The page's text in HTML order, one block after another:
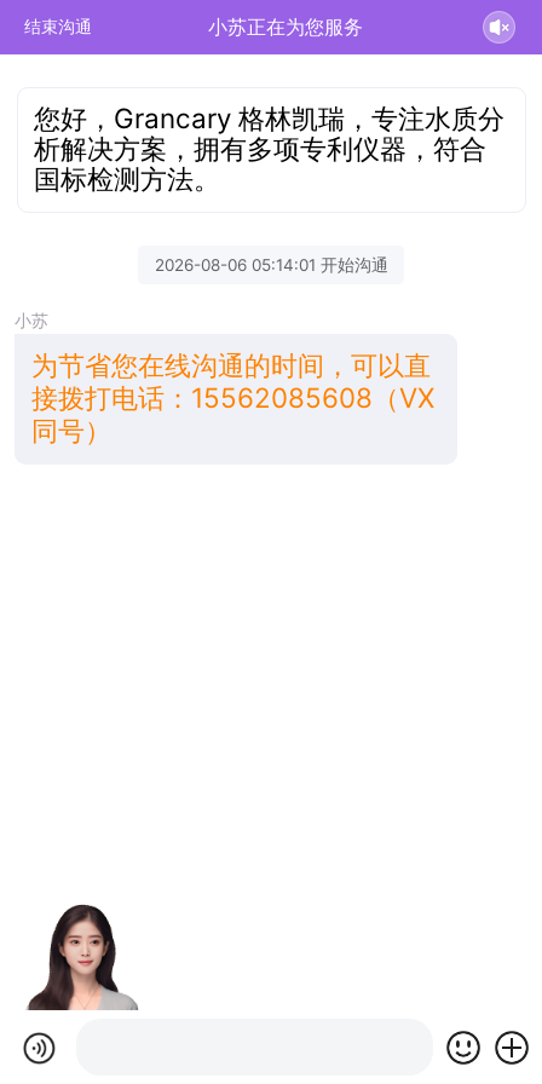
结束沟通 小苏正在为您服务
您好，Grancary 格林凯瑞，专注水质分
析解决方案，拥有多项专利仪器，符合
国标检测方法。
2026-08-06 05:14:01 开始沟通
小苏
为节省您在线沟通的时间，可以直
接拨打电话：15562085608（VX
同号）